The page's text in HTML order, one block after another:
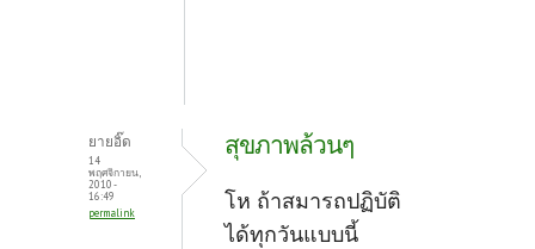
ยายอิ๊ด
14
พฤศจิกายน,
2010 -
16:49
permalink
สุขภาพล้วนๆ
โห ถ้าสมารถปฏิบัติ
ได้ทุกวันแบบนี้